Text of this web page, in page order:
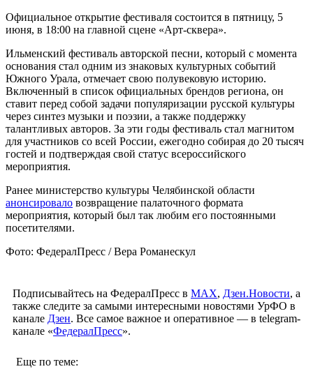
Официальное открытие фестиваля состоится в пятницу, 5
июня, в 18:00 на главной сцене «Арт-сквера».
Ильменский фестиваль авторской песни, который с момента
основания стал одним из знаковых культурных событий
Южного Урала, отмечает свою полувековую историю.
Включенный в список официальных брендов региона, он
ставит перед собой задачи популяризации русской культуры
через синтез музыки и поэзии, а также поддержку
талантливых авторов. За эти годы фестиваль стал магнитом
для участников со всей России, ежегодно собирая до 20 тысяч
гостей и подтверждая свой статус всероссийского
мероприятия.
Ранее министерство культуры Челябинской области
анонсировало возвращение палаточного формата
мероприятия, который был так любим его постоянными
посетителями.
Фото: ФедералПресс / Вера Романескул
Подписывайтесь на ФедералПресс в МАХ, Дзен.Новости, а
также следите за самыми интересными новостями УрФО в
канале Дзен. Все самое важное и оперативное — в telegram-
канале «ФедералПресс».
Еще по теме: